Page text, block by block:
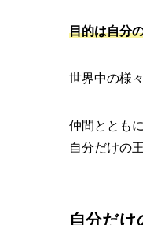
目的は自分
世界中の様
仲間ととも
自分だけの
自分だけ